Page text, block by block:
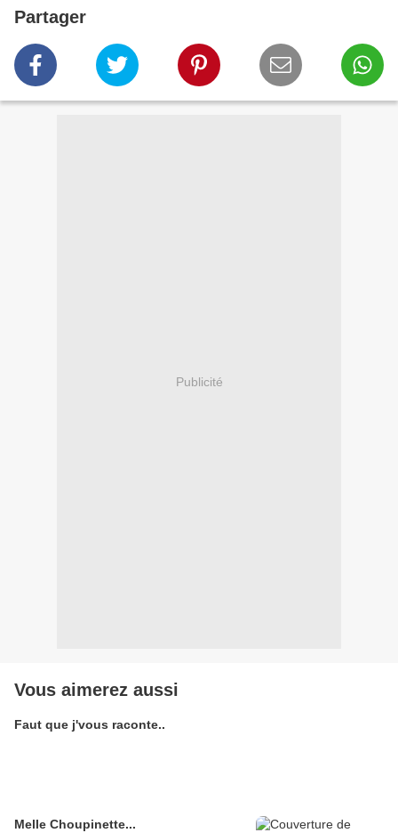
Partager
Publicité
Vous aimerez aussi
Faut que j'vous raconte..
Melle Choupinette...